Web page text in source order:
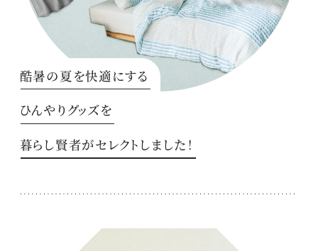
酷暑の夏を快適にする
ひんやりグッズを
暮らし賢者がセレクトしました！